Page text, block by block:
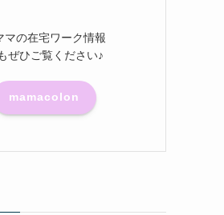
マの在宅ワーク情報
ぜひご覧ください♪
mamacolon